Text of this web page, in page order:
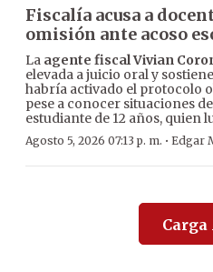
Fiscalía acusa a
omisión ante acoso
La agente fiscal Vivian
elevada a juicio oral y
habría activado el protocolo
pese a conocer situaciones
estudiante de 12 años, quien
Agosto 5, 2026 07:13 p. m. · Edgar
Carga